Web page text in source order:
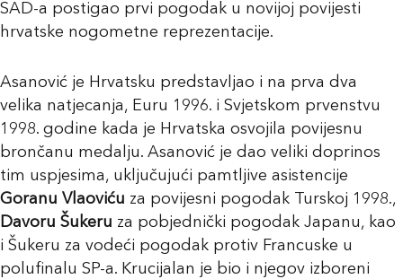
SAD-a postigao prvi pogodak u novijoj povijesti
hrvatske nogometne reprezentacije.
Asanović je Hrvatsku predstavljao i na prva dva
velika natjecanja, Euru 1996. i Svjetskom prvenstvu
1998. godine kada je Hrvatska osvojila povijesnu
brončanu medalju. Asanović je dao veliki doprinos
tim uspjesima, uključujući pamtljive asistencije
Goranu Vlaoviću za povijesni pogodak Turskoj 1998.,
Davoru Šukeru za pobjednički pogodak Japanu, kao
i Šukeru za vodeći pogodak protiv Francuske u
polufinalu SP-a. Krucijalan je bio i njegov izboreni